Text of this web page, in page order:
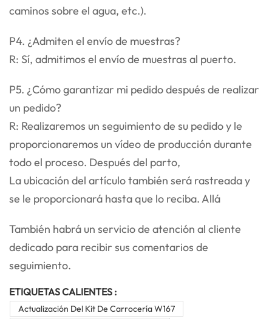
caminos sobre el agua, etc.).
P4. ¿Admiten el envío de muestras?
R: Sí, admitimos el envío de muestras al puerto.
P5. ¿Cómo garantizar mi pedido después de realizar
un pedido?
R: Realizaremos un seguimiento de su pedido y le
proporcionaremos un vídeo de producción durante
todo el proceso. Después del parto,
La ubicación del artículo también será rastreada y
se le proporcionará hasta que lo reciba. Allá
También habrá un servicio de atención al cliente
dedicado para recibir sus comentarios de
seguimiento.
ETIQUETAS CALIENTES :
Actualización Del Kit De Carrocería W167